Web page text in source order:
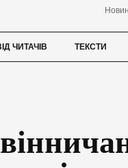
ЧИТАЧІВ ТЕКСТИ